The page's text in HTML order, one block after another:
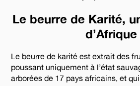
Le beurre de Karité,
d’Afrique
Le beurre de karité est extrait des
poussant uniquement à l’état
arborées de 17 pays africains, et